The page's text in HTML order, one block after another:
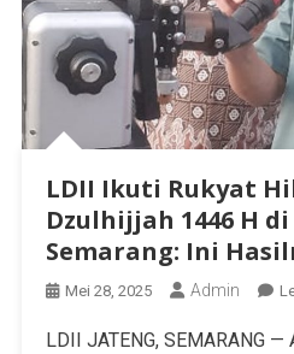
LDII Ikuti Rukyat
Dzulhijjah 1446 H
Semarang: Ini
Mei 28, 2025 Admin
LDII JATENG, SEMARANG